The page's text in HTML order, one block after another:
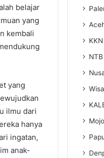
belajar
yang
kembali
yang
ilmu dari
hanya
ingatan,
anak-
KKN
NTB